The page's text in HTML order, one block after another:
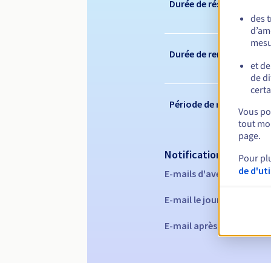
Durée de réservation
Durée de renouvellement
Période de rédemption
Notifications
E-mails d'avertissement :
E-mail le jour de
E-mail après la période
des
et
de
Vous
tout
page.
Pour
de